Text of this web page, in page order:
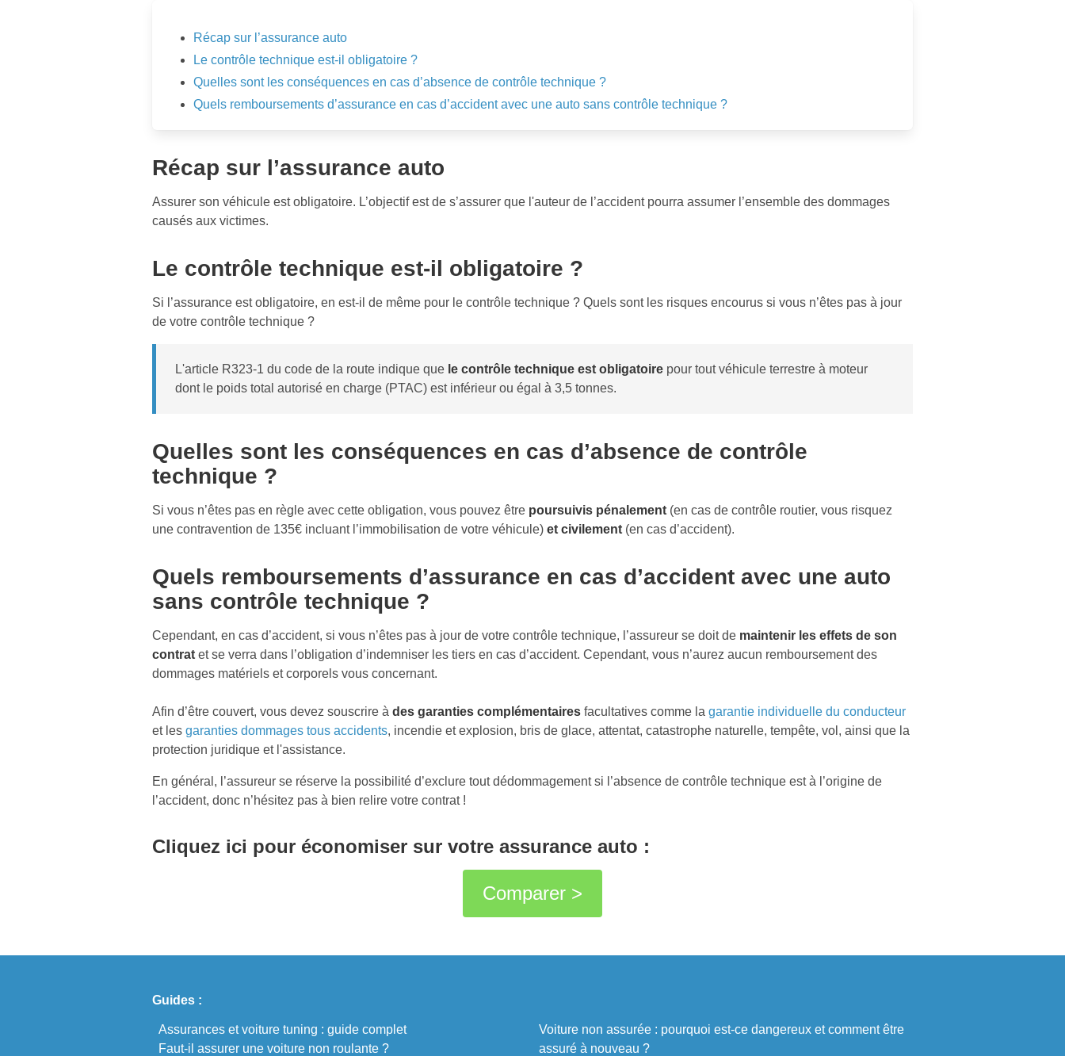
Récap sur l’assurance auto
Le contrôle technique est-il obligatoire ?
Quelles sont les conséquences en cas d’absence de contrôle technique ?
Quels remboursements d’assurance en cas d’accident avec une auto sans contrôle technique ?
Récap sur l’assurance auto
Assurer son véhicule est obligatoire. L’objectif est de s’assurer que l'auteur de l’accident pourra assumer l’ensemble des dommages
causés aux victimes.
Le contrôle technique est-il obligatoire ?
Si l’assurance est obligatoire, en est-il de même pour le contrôle technique ? Quels sont les risques encourus si vous n’êtes pas à jour
de votre contrôle technique ?
L'article R323-1 du code de la route indique que le contrôle technique est obligatoire pour tout véhicule terrestre à moteur
dont le poids total autorisé en charge (PTAC) est inférieur ou égal à 3,5 tonnes.
Quelles sont les conséquences en cas d’absence de contrôle
technique ?
Si vous n’êtes pas en règle avec cette obligation, vous pouvez être poursuivis pénalement (en cas de contrôle routier, vous risquez
une contravention de 135€ incluant l’immobilisation de votre véhicule) et civilement (en cas d’accident).
Quels remboursements d’assurance en cas d’accident avec une auto
sans contrôle technique ?
Cependant, en cas d’accident, si vous n’êtes pas à jour de votre contrôle technique, l’assureur se doit de maintenir les effets de son
contrat et se verra dans l’obligation d’indemniser les tiers en cas d’accident. Cependant, vous n’aurez aucun remboursement des
dommages matériels et corporels vous concernant.
Afin d’être couvert, vous devez souscrire à des garanties complémentaires facultatives comme la garantie individuelle du conducteur
et les garanties dommages tous accidents, incendie et explosion, bris de glace, attentat, catastrophe naturelle, tempête, vol, ainsi que la
protection juridique et l'assistance.
En général, l’assureur se réserve la possibilité d’exclure tout dédommagement si l’absence de contrôle technique est à l’origine de
l’accident, donc n’hésitez pas à bien relire votre contrat !
Cliquez ici pour économiser sur votre assurance auto :
Comparer >
Guides :
Assurances et voiture tuning : guide complet
Faut-il assurer une voiture non roulante ?
Voiture non assurée : pourquoi est-ce dangereux et comment être
assuré à nouveau ?